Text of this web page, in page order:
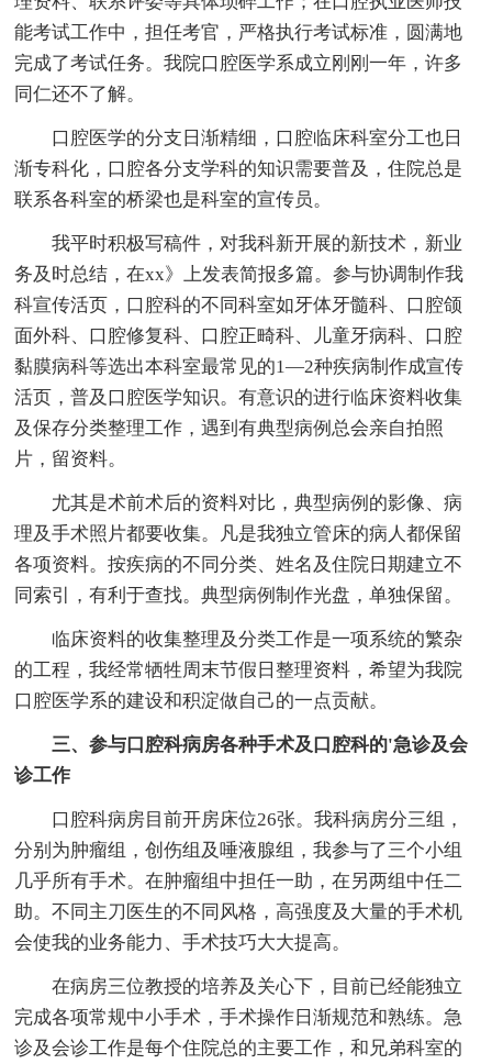
能考试工作中，担任考官，严格执行考试标准，圆满地
完成了考试任务。我院口腔医学系成立刚刚一年，许多
同仁还不了解。
口腔医学的分支日渐精细，口腔临床科室分工也日
渐专科化，口腔各分支学科的知识需要普及，住院总是
联系各科室的桥梁也是科室的宣传员。
我平时积极写稿件，对我科新开展的新技术，新业
务及时总结，在xx》上发表简报多篇。参与协调制作我
科宣传活页，口腔科的不同科室如牙体牙髓科、口腔颌
面外科、口腔修复科、口腔正畸科、儿童牙病科、口腔
黏膜病科等选出本科室最常见的1—2种疾病制作成宣传
活页，普及口腔医学知识。有意识的进行临床资料收集
及保存分类整理工作，遇到有典型病例总会亲自拍照
片，留资料。
尤其是术前术后的资料对比，典型病例的影像、病
理及手术照片都要收集。凡是我独立管床的病人都保留
各项资料。按疾病的不同分类、姓名及住院日期建立不
同索引，有利于查找。典型病例制作光盘，单独保留。
临床资料的收集整理及分类工作是一项系统的繁杂
的工程，我经常牺牲周末节假日整理资料，希望为我院
口腔医学系的建设和积淀做自己的一点贡献。
三、参与口腔科病房各种手术及口腔科的'急诊及会
诊工作
口腔科病房目前开房床位26张。我科病房分三组，
分别为肿瘤组，创伤组及唾液腺组，我参与了三个小组
几乎所有手术。在肿瘤组中担任一助，在另两组中任二
助。不同主刀医生的不同风格，高强度及大量的手术机
会使我的业务能力、手术技巧大大提高。
在病房三位教授的培养及关心下，目前已经能独立
完成各项常规中小手术，手术操作日渐规范和熟练。急
诊及会诊工作是每个住院总的主要工作，和兄弟科室的